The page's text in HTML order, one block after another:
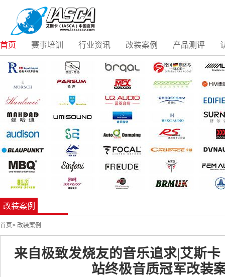
首页 赛事培训 行业资讯 改装案例 产品测评
改装案例
首页> 改装案例
来自极致发烧友的音乐追求|艾斯
站终极音质冠军改装